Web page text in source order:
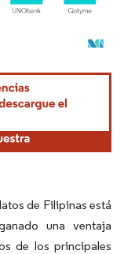
según CC BY 4.0.
de Filipinas está
una ventaja
de los principales